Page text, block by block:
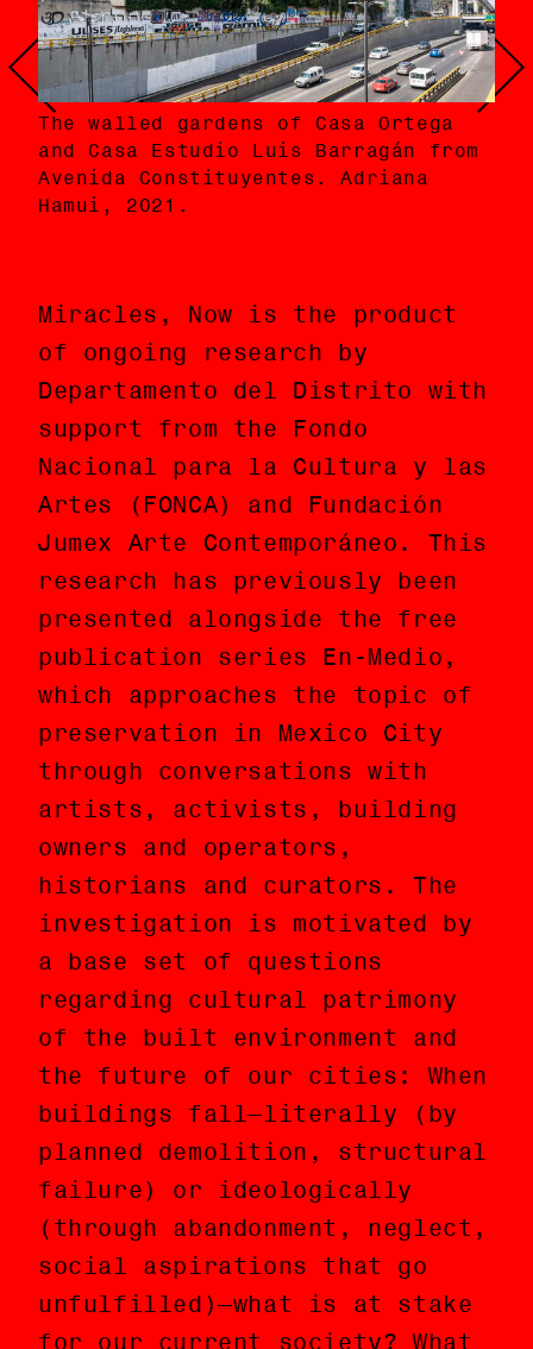
The walled gardens of Casa Ortega
and Casa Estudio Luis Barragán from
Avenida Constituyentes. Adriana
Hamui, 2021.
Los jardines amurallados de la Casa
Ortega y la Casa Estudio Luis
Barragán desde Avenida
Constituyentes. Adriana Hamui, 2021.
Miracles, Now is the product
of ongoing research by
Departamento del Distrito with
support from the Fondo
Nacional para la Cultura y las
Artes (FONCA) and Fundación
Jumex Arte Contemporáneo. This
research has previously been
presented alongside the free
publication series En-Medio,
which approaches the topic of
preservation in Mexico City
through conversations with
artists, activists, building
owners and operators,
historians and curators. The
investigation is motivated by
a base set of questions
regarding cultural patrimony
of the built environment and
the future of our cities: When
buildings fall—literally (by
planned demolition, structural
failure) or ideologically
(through abandonment, neglect,
social aspirations that go
unfulfilled)—what is at stake
for our current society? What
Miracles, Now es el producto
de una investigación en curso
llevada a cabo por
Departamento del Distrito con
el apoyo del Fondo Nacional
para la Cultura y las Artes
(FONCA) y la Fundación Jumex
Arte Contemporáneo. Esta
investigación ha sido
presentada previamente a
través de la serie de
publicaciones gratuitas En-
Medio, las cuales se aproximan
al tema de la preservación en
la Ciudad de México por medio
de conversaciones con
artistas, activistas,
propietarios y operadores,
historiadores y curadores. La
investigación es motivada por
una serie de cuestionamientos
base sobre el tema del
patrimonio cultural del
entorno construido y el futuro
de nuestras ciudades: Cuando
los edificios caen—
literalmente (por demolición
planeada, falla estructural) o